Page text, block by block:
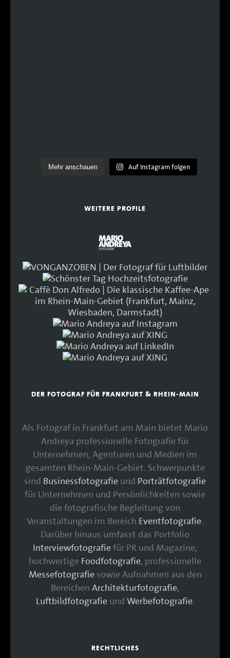
Mehr anschauen Auf Instagram folgen
WEITERE PROFILE
DER FOTOGRAF FÜR FRANKFURT & RHEIN-MAIN
Als Fotograf in Frankfurt am Main bietet Mario
Andreya professionelle Fotografie für
Unternehmen, Agenturen und Medien im
gesamten Rhein-Main-Gebiet. Schwerpunkte
sind Businessfotografie und Porträtfotografie
für Unternehmen und Persönlichkeiten sowie
die fotografische Begleitung von
Veranstaltungen im Bereich Eventfotografie.
Darüber hinaus umfasst das Portfolio
Interviewfotografiefür PR und Magazine,
hochwertige Foodfotografie, professionelle
Messefotografiesowie Aufnahmen aus den
Bereichen Architekturfotografie,
Luftbildfotografieund Werbefotografie.
RECHTLICHES